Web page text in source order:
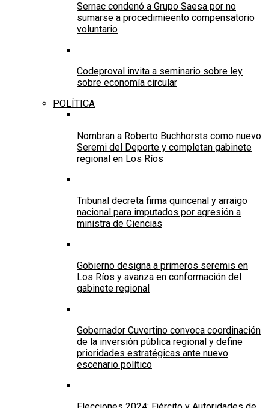
Sernac condenó a Grupo Saesa por no
sumarse a procedimieento compensatorio
voluntario
Codeproval invita a seminario sobre ley
sobre economía circular
POLÍTICA
Nombran a Roberto Buchhorsts como nuevo
Seremi del Deporte y completan gabinete
regional en Los Ríos
Tribunal decreta firma quincenal y arraigo
nacional para imputados por agresión a
ministra de Ciencias
Gobierno designa a primeros seremis en
Los Ríos y avanza en conformación del
gabinete regional
Gobernador Cuvertino convoca coordinación
de la inversión pública regional y define
prioridades estratégicas ante nuevo
escenario político